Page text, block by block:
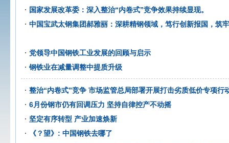
国家发展改革委：深入整治“内卷式”竞争效果持续显现。
中国宝武太钢集团郝雅丽：深耕精钢领域，笃行创新报国，筑
党领导中国钢铁工业发展的回顾与启示
钢铁业在减量调整中提质升级
整治“内卷式”竞争 市场监管总局部署开展打击劣质低价专项行
6月份钢市仍有回调压力 坚持自律控产不动摇
坚定有序转型 产业加速焕新
《？望》: 中国钢铁去哪了